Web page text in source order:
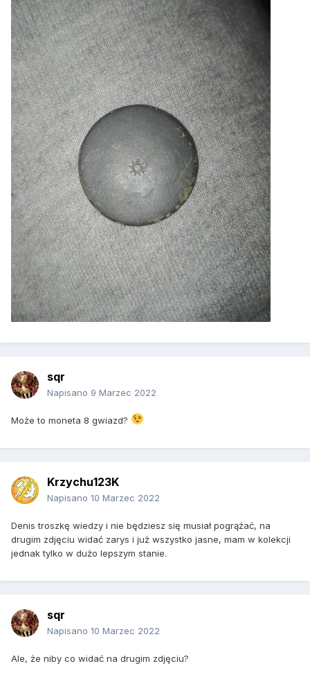
sqr
Napisano 9 Marzec 2022
Może to moneta 8 gwiazd?
Krzychu123K
Napisano 10 Marzec 2022
Denis troszkę wiedzy i nie będziesz się musiał pogrążać, na
drugim zdjęciu widać zarys i już wszystko jasne, mam w kolekcji
jednak tylko w dużo lepszym stanie.
sqr
Napisano 10 Marzec 2022
Ale, że niby co widać na drugim zdjęciu?